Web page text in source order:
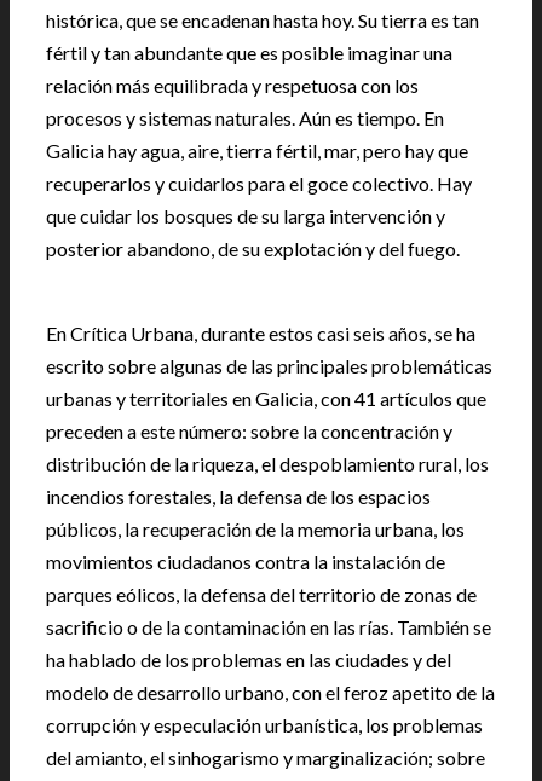
histórica, que se encadenan hasta hoy. Su tierra es tan
fértil y tan abundante que es posible imaginar una
relación más equilibrada y respetuosa con los
procesos y sistemas naturales. Aún es tiempo. En
Galicia hay agua, aire, tierra fértil, mar, pero hay que
recuperarlos y cuidarlos para el goce colectivo. Hay
que cuidar los bosques de su larga intervención y
posterior abandono, de su explotación y del fuego.
En Crítica Urbana, durante estos casi seis años, se ha
escrito sobre algunas de las principales problemáticas
urbanas y territoriales en Galicia, con 41 artículos que
preceden a este número: sobre la concentración y
distribución de la riqueza, el despoblamiento rural, los
incendios forestales, la defensa de los espacios
públicos, la recuperación de la memoria urbana, los
movimientos ciudadanos contra la instalación de
parques eólicos, la defensa del territorio de zonas de
sacrificio o de la contaminación en las rías. También se
ha hablado de los problemas en las ciudades y del
modelo de desarrollo urbano, con el feroz apetito de la
corrupción y especulación urbanística, los problemas
del amianto, el sinhogarismo y marginalización; sobre